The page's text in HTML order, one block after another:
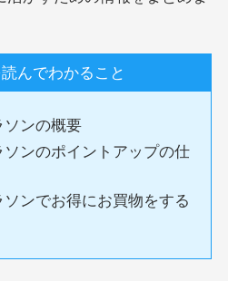
んでわかること
ンの概要
ンのポイントアップの仕
ンでお得にお買物をする